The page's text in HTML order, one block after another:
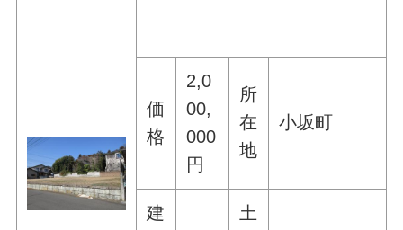
価
格
2,0
00,
000
円
所
在
地
小坂町
建
土